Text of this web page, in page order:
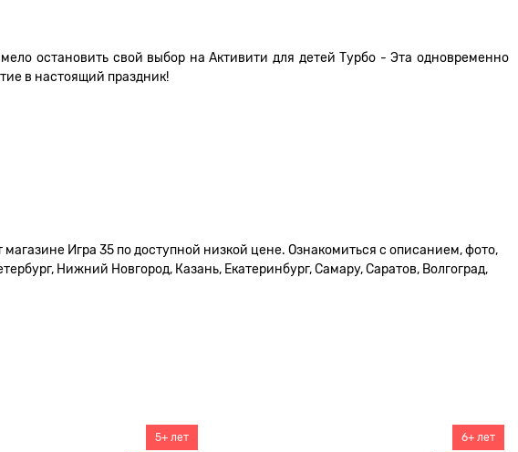
остановить свой выбор на Активити для детей Турбо - Эта одновременно
в настоящий праздник!
Игра 35 по доступной низкой цене. Ознакомиться с описанием, фото,
Нижний Новгород, Казань, Екатеринбург, Самару, Саратов, Волгоград,
5+ лет 6+ лет